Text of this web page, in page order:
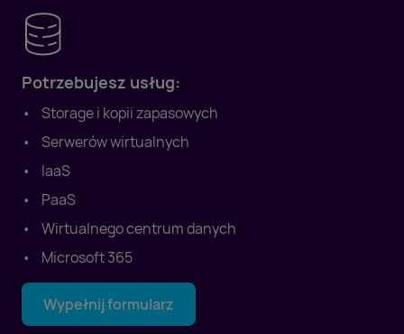
Potrzebujesz usług:
Storage i kopii zapasowych
Serwerów wirtualnych
IaaS
PaaS
Wirtualnego centrum danych
Microsoft 365
Wypełnij formularz